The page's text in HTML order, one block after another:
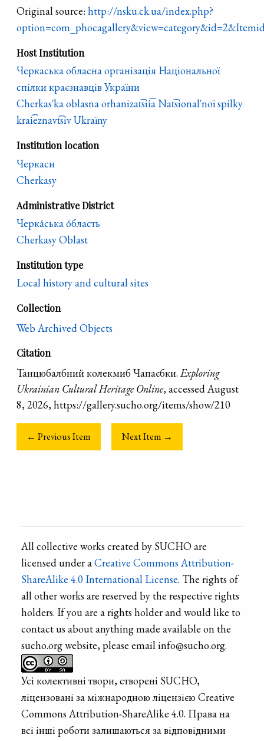
Original source: http://nsku.ck.ua/index.php?
Host Institution
Черкаська обласна організація Національної
спілки краєзнавців України
Cherkas′ka oblasna orhanizat͡sii͡a Nat͡sional′noï spilky
krai͡eznavt͡siv Ukraïny
Institution location
Черкаси
Cherkasy
Administrative District
Черка́ська о́бласть
Cherkasy Oblast
Institution type
Local history and cultural sites
Collection
Web Archived Objects
Citation
Танцюбалбний колекмиб Чапаєбки.Exploring
Ukrainian Cultural Heritage Online, accessed August
8, 2026, https://gallery.sucho.org/items/show/210
← Previous Item Next Item →
All collective works created by SUCHO are
licensed under aCreative Commons Attribution-
ShareAlike 4.0 International License. The rights of
all other works are reserved by the respective rights
holders. If you are a rights holder and would like to
contact us about anything made available on the
sucho.org website, please email info@sucho.org.
Усі колективні твори, створені SUCHO,
ліцензовані за міжнародною ліцензією Creative
Commons Attribution-ShareAlike 4.0. Права на
всі інші роботи залишаються за відповідними